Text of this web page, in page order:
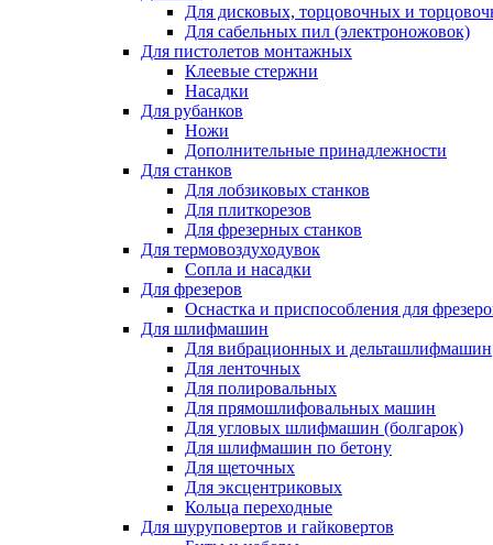
Для дисковых, торцовочных и
Для сабельных пил (электроножовок)
Для пистолетов монтажных
Клеевые стержни
Насадки
Для рубанков
Ножи
Дополнительные принадлежности
Для станков
Для лобзиковых станков
Для плиткорезов
Для фрезерных станков
Для термовоздуходувок
Сопла и насадки
Для фрезеров
Оснастка и приспособления для
Для шлифмашин
Для вибрационных и дельташлифмашин
Для ленточных
Для полировальных
Для прямошлифовальных машин
Для угловых шлифмашин (болгарок)
Для шлифмашин по бетону
Для щеточных
Для эксцентриковых
Кольца переходные
Для шуруповертов и гайковертов